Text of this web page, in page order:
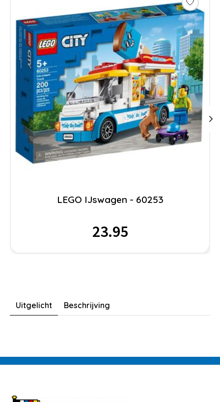
LEGO IJswagen - 60253
23.95
Uitgelicht Beschrijving